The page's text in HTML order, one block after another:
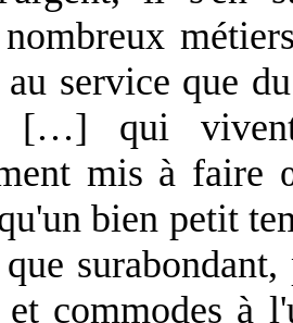
au service que
[…] qui
mis à
bien petit
et commodes à